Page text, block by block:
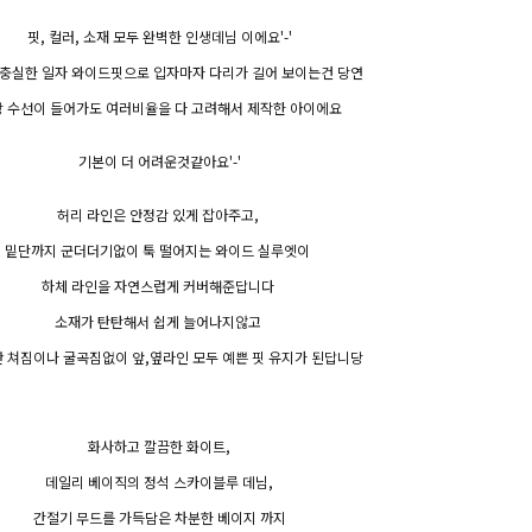
핏, 컬러, 소재 모두 완벽한 인생데님 이에요'-'
실한 일자 와이드핏으로 입자마자 다리가 길어 보이는건 당연
수선이 들어가도 여러비율을 다 고려해서 제작한 아이에요
기본이 더 어려운것같아요'-'
허리 라인은 안정감 있게 잡아주고,
밑단까지 군더더기없이 툭 떨어지는 와이드 실루엣이
하체 라인을 자연스럽게 커버해준답니다
소재가 탄탄해서 쉽게 늘어나지않고
쳐짐이나 굴곡짐없이 앞,옆라인 모두 예쁜 핏 유지가 된답니당
화사하고 깔끔한 화이트,
데일리 베이직의 정석 스카이블루 데님,
간절기 무드를 가득담은 차분한 베이지 까지